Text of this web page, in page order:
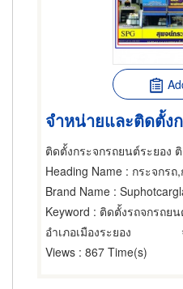
จำหน่ายและติดตั้ง
Heading Name : กระจกรถ,
Brand Name :
Keyword : ติดตั้งรถจกรถยน
อำเภอเมืองระยอง
Views : 867 Time(s)